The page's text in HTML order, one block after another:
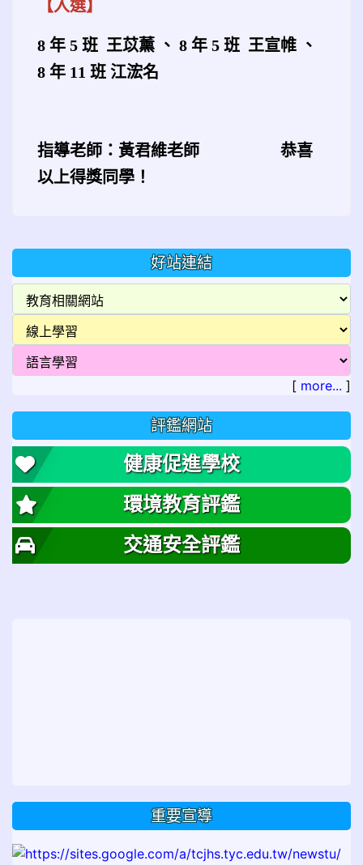
【入選】
8 年 5 班 王苡薰 、 8 年 5 班 王宣帷 、
8 年 11 班 江浤名
指導老師：黃君維老師 恭喜
以上得獎同學！
好站連結
[ more... ]
評鑑網站
健康促進學校
環境教育評鑑
交通安全評鑑
重要宣導